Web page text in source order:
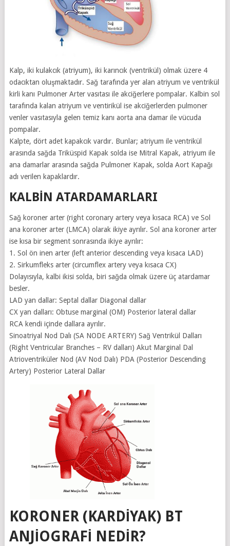
Kalp, iki kulakcık (atriyum), iki karıncık (ventrikül) olmak üzere 4
odacıktan oluşmaktadır. Sağ tarafında yer alan atriyum ve ventrikül
kirli kanı Pulmoner Arter vasıtası ile akciğerlere pompalar. Kalbin sol
tarafında kalan atriyum ve ventirikül ise akciğerlerden pulmoner
venler vasıtasıyla gelen temiz kanı aorta ana damar ile vücuda
pompalar.
Kalpte, dört adet kapakcık vardır. Bunlar; atriyum ile ventrikül
arasında sağda Triküspid Kapak solda ise Mitral Kapak, atriyum ile
ana damarlar arasında sağda Pulmoner Kapak, solda Aort Kapağı
adı verilen kapaklardır.
KALBIN ATARDAMARLARI
Sağ koroner arter (right coronary artery veya kısaca RCA) ve Sol
ana koroner arter (LMCA) olarak ikiye ayrılır. Sol ana koroner arter
ise kısa bir segment sonrasında ikiye ayrılır:
1. Sol ön inen arter (left anterior descending veya kısaca LAD)
2. Sirkumfleks arter (circumflex artery veya kısaca CX)
Dolayısıyla, kalbi ikisi solda, biri sağda olmak üzere üç atardamar
besler.
LAD yan dallar: Septal dallar Diagonal dallar
CX yan dalları: Obtuse marginal (OM) Posterior lateral dallar
RCA kendi içinde dallara ayrılır.
Sinoatriyal Nod Dalı (SA NODE ARTERY) Sağ Ventrikül Dalları
(Right Ventricular Branches – RV dalları) Akut Marginal Dal
Atrioventriküler Nod (AV Nod Dalı) PDA (Posterior Descending
Artery) Posterior Lateral Dallar
KORONER (KARDİYAK) BT
ANJİOGRAFİ NEDİR?